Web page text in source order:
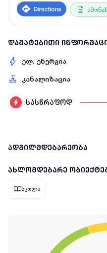
დამატებითი
ელ. ენერგია
კანალიზაცია
სასწრაფოდ
ადგილმდებარეობა
ახლომდებარე
სკოლა